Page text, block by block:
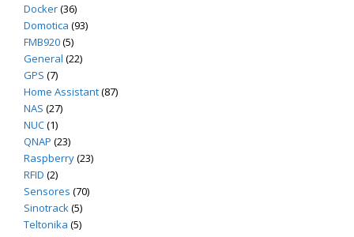
Docker(36)
Domotica (93)
FMB920(5)
General (22)
GPS (7)
Home Assistant(87)
NAS (27)
NUC(1)
QNAP (23)
Raspberry(23)
RFID (2)
Sensores (70)
Sinotrack (5)
Teltonika (5)